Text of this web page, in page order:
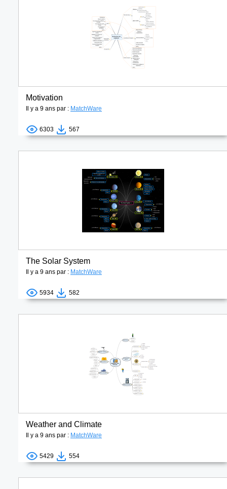
Motivation
Il y a 9 ans par : MatchWare
6303 567
The Solar System
Il y a 9 ans par : MatchWare
5934 582
Weather and Climate
Il y a 9 ans par : MatchWare
5429 554